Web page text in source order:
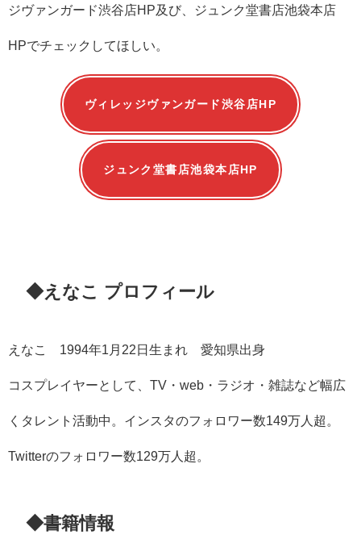
ジヴァンガード渋谷店HP及び、ジュンク堂書店池袋本店
HPでチェックしてほしい。
ヴィレッジヴァンガード渋谷店HP
ジュンク堂書店池袋本店HP
◆えなこ プロフィール
えなこ 1994年1月22日生まれ 愛知県出身
コスプレイヤーとして、TV・web・ラジオ・雑誌など幅広
くタレント活動中。インスタのフォロワー数149万人超。
Twitterのフォロワー数129万人超。
◆書籍情報